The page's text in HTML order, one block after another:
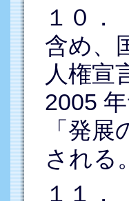
１０．
含め、
人権宣
2005
「発
される。
１１．